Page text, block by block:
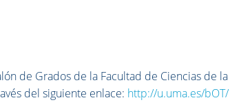
de Grados de la Facultad de Ciencias de la
del siguiente enlace: http://u.uma.es/bOT/